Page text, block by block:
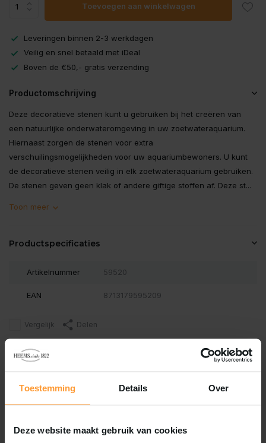
Toestemming Details Over
Deze website maakt gebruik van cookies
Toevoegen aan winkelwagen
Leveringen binnen 2-3 werkdagen
Veilig en snel betaald met iDeal
Boven de €50,- gratis verzending
Productomschrijving
Deze decoratieve stenen kunt u gebruiken bij het creëren van
een natuurlijke onderwateromgeving in uw zoetwateraquarium.
Hiernaast zorgen de stenen voor extra
verschuilingsmogelijkheden voor uw aquariumbewoners. U kunt
de decoratieve stenen veilig in elk zoetwateraquarium gebruiken.
De stenen geven geen klak of andere giftige stoffen af. Deze st...
Toon meer
Productspecificaties
Artikelnummer 59520
EAN 8713179595209
Vergelijk Delen
/5